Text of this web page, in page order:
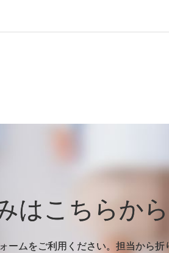
はこちらから
ームをご利用ください。担当から